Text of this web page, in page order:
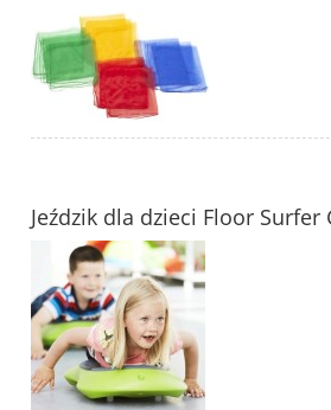
Jeździk dla dzieci Floor Surfer